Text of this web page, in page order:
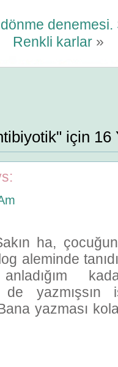
denemesi.
Renkli karlar»
için 16
ha,
aleminde
de yazmışsın
yazması